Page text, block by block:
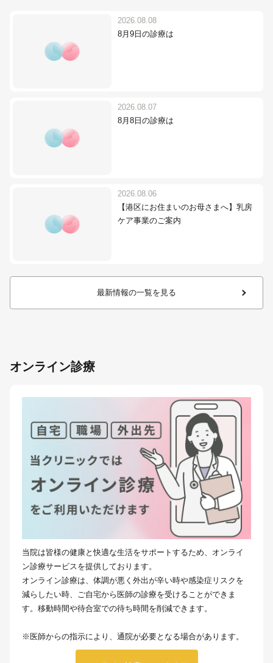
2026.08.08
8月9日の診療は
2026.08.07
8月8日の診療は
2026.08.06
【港区にお住まいのお母さまへ】乳房
ケア事業のご案内
最新情報の一覧を見る
オンライン診療
当院は皆様の健康と快適な生活をサポートするため、オンライ
ン診療サービスを提供しております。
オンライン診療は、体調が悪く外出が辛い時や感染症リスクを
減らしたい時、ご自宅から医師の診療を受けることができま
す。移動時間や待合室での待ち時間を削減できます。
※医師からの指示により、通院が必要となる場合があります。